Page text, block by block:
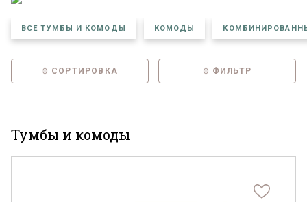
ВСЕ ТУМБЫ И КОМОДЫ КОМОДЫ
СОРТИРОВКА ФИЛЬТР
Тумбы и комоды